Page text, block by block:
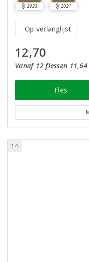
2023 2021
Op verlanglijst
12,70
Vanaf 12 flessen
Fles
14